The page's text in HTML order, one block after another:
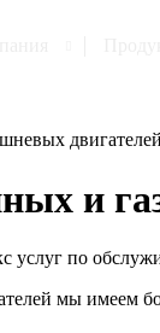
двигателей
и
услуг по
мы имеем